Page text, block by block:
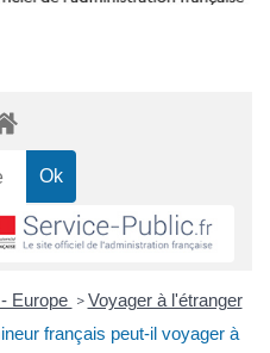
Europe > Voyager à l'étranger
français peut-il voyager à